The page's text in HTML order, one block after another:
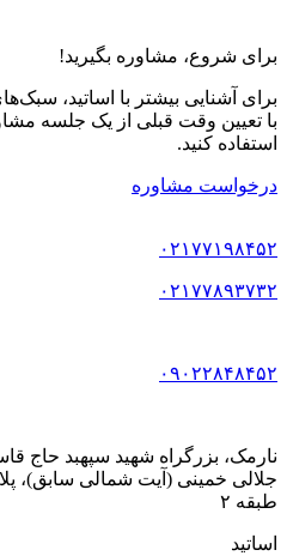
برای شروع، مشاوره بگیرید!
برای آشنایی بیشتر با اساتید،
با تعیین وقت قبلی از یک جلسه
استفاده کنید.
درخواست مشاوره
۰۲۱۷۷۱۹۸۴۵۲
۰۲۱۷۷۸۹۳۷۳۲
۰۹۰۲۲۸۴۸۴۵۲
نارمک، بزرگراه شهید سپهبد حاج
طبقه ۲
اساتید